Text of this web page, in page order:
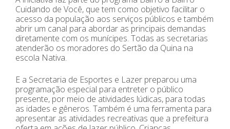
Cuidando de Você, que tem como objetivo facilitar o
acesso da população aos serviços públicos e também
abrir um canal para abordar as principais demandas
diretamente com os munícipes. Todas as secretarias
atenderão os moradores do Sertão da Quina na
escola Nativa.
E a Secretaria de Esportes e Lazer preparou uma
programação especial para entreter o público
presente, por meio de atividades lúdicas, para todas
as idades e gêneros. Também é uma ferramenta para
apresentar as atividades recreativas que a prefeitura